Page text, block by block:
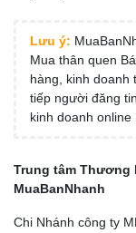
Lưu ý:
Mua thân quen
hàng, kinh doanh
tiếp người đăng
kinh doanh
Trung tâm Thương
MuaBanNhanh
Chi Nhánh công ty